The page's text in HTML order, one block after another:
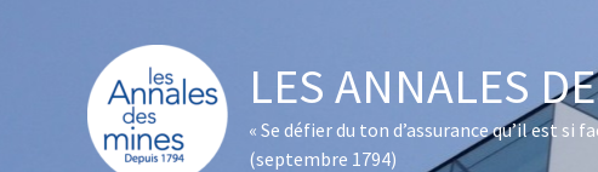
LES ANNALES
« Se défier du ton d’assurance qu’il est si
(septembre 1794)